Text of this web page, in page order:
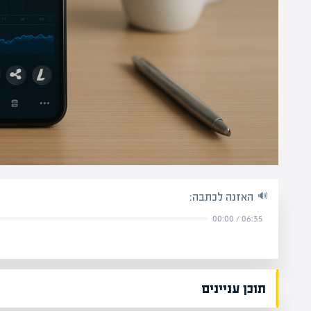
האזנה לכתבה:
06:35
/
00:00
תוכן עניינים